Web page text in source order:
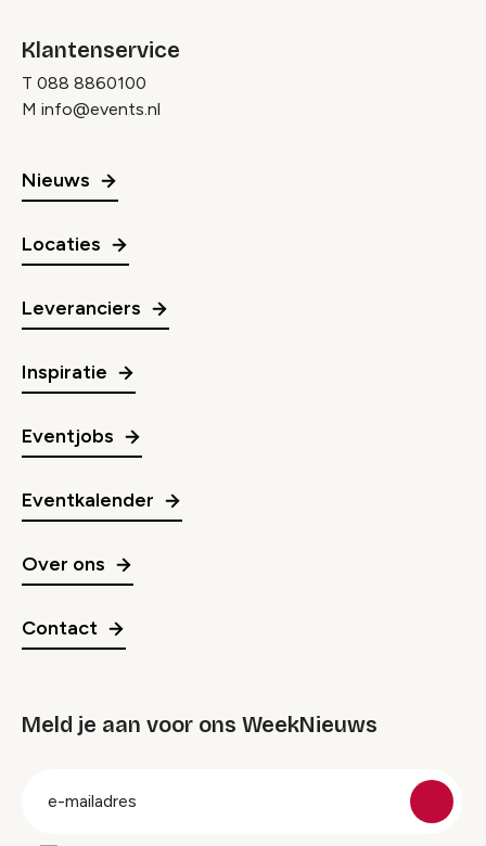
Klantenservice
T 088 8860100
M info@events.nl
Nieuws
Locaties
Leveranciers
Inspiratie
Eventjobs
Eventkalender
Over ons
Contact
Meld je aan voor ons WeekNieuws